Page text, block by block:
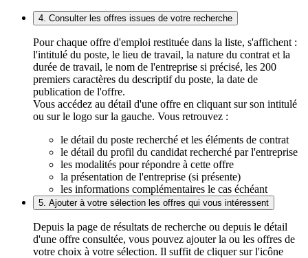
4. Consulter les offres issues de votre recherche
Pour chaque offre d'emploi restituée dans la liste, s'affichent :
l'intitulé du poste, le lieu de travail, la nature du contrat et la
durée de travail, le nom de l'entreprise si précisé, les 200
premiers caractères du descriptif du poste, la date de
publication de l'offre.
Vous accédez au détail d'une offre en cliquant sur son intitulé
ou sur le logo sur la gauche. Vous retrouvez :
le détail du poste recherché et les éléments de contrat
le détail du profil du candidat recherché par l'entreprise
les modalités pour répondre à cette offre
la présentation de l'entreprise (si présente)
les informations complémentaires le cas échéant
5. Ajouter à votre sélection les offres qui vous intéressent
Depuis la page de résultats de recherche ou depuis le détail
d'une offre consultée, vous pouvez ajouter la ou les offres de
votre choix à votre sélection. Il suffit de cliquer sur l'icône